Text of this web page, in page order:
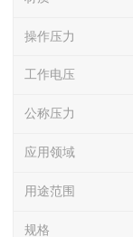
操作压力
工作电压
公称压力
应用领域
用途范围
规格